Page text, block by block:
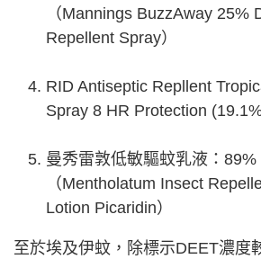
（Mannings BuzzAway 25%
Repellent Spray）
RID Antiseptic Repllent
Spray 8 HR Protection
曼秀雷敦低敏驅蚊乳液：89%
（Mentholatum Insect
Lotion Picaridin）
至於埃及伊蚊，除標示DEET濃度